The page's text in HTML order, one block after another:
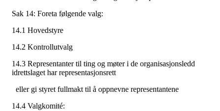
Sak 14: Foreta følgende valg:
14.1 Hovedstyre
14.2 Kontrollutvalg
14.3 Representanter til ting og møter i de organisasjonsledd
idrettslaget har representasjonsrett
eller gi styret fullmakt til å oppnevne representantene
14.4 Valgkomité: